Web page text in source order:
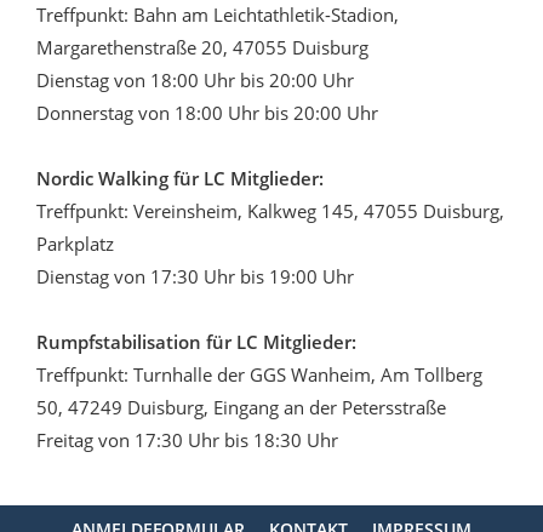
Treffpunkt: Bahn am Leichtathletik-Stadion,
Margarethenstraße 20, 47055 Duisburg
Dienstag von 18:00 Uhr bis 20:00 Uhr
Donnerstag von 18:00 Uhr bis 20:00 Uhr
Nordic Walking für LC Mitglieder:
Treffpunkt: Vereinsheim, Kalkweg 145, 47055 Duisburg,
Parkplatz
Dienstag von 17:30 Uhr bis 19:00 Uhr
Rumpfstabilisation für LC Mitglieder:
Treffpunkt: Turnhalle der GGS Wanheim, Am Tollberg
50, 47249 Duisburg, Eingang an der Petersstraße
Freitag von 17:30 Uhr bis 18:30 Uhr